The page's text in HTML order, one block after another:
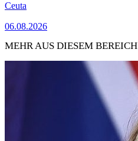
Ceuta
06.08.2026
MEHR AUS DIESEM BEREICH